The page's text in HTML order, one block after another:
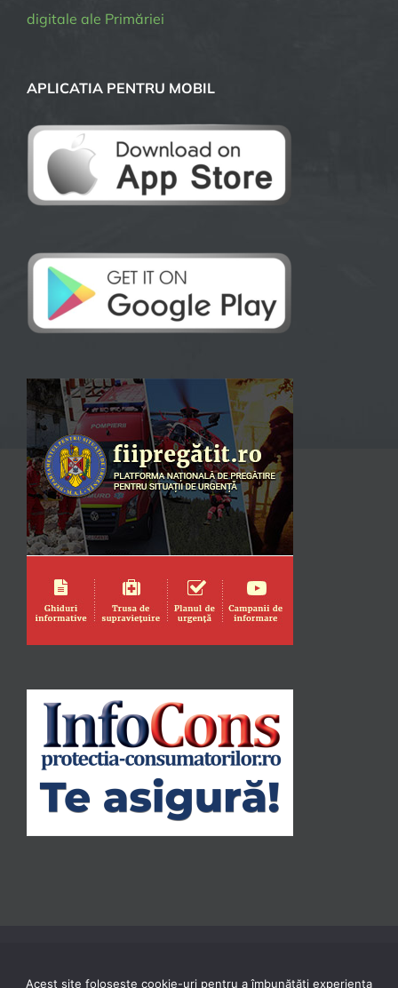
digitale ale Primăriei
APLICATIA PENTRU MOBIL
Acest site folosește cookie-uri pentru a îmbunătăți experiența